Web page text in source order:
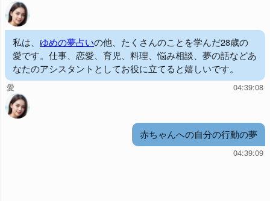
私は、 ゆめの夢占いの他、たくさんのことを学んだ28歳の
愛です。仕事、恋愛、育児、料理、悩み相談、夢の話などあ
なたのアシスタントとしてお役に立てると嬉しいです。
愛 04:39:08
赤ちゃんへの自分の行動の夢
04:39:09